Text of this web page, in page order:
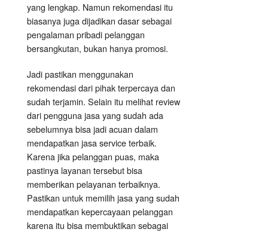
yang lengkap. Namun rekomendasi itu
biasanya juga dijadikan dasar sebagai
pengalaman pribadi pelanggan
bersangkutan, bukan hanya promosi.
Jadi pastikan menggunakan
rekomendasi dari pihak terpercaya dan
sudah terjamin. Selain itu melihat review
dari pengguna jasa yang sudah ada
sebelumnya bisa jadi acuan dalam
mendapatkan jasa service terbaik.
Karena jika pelanggan puas, maka
pastinya layanan tersebut bisa
memberikan pelayanan terbaiknya.
Pastikan untuk memilih jasa yang sudah
mendapatkan kepercayaan pelanggan
karena itu bisa membuktikan sebagai